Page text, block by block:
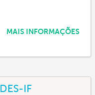
MAIS INFORMAÇÕES
IF